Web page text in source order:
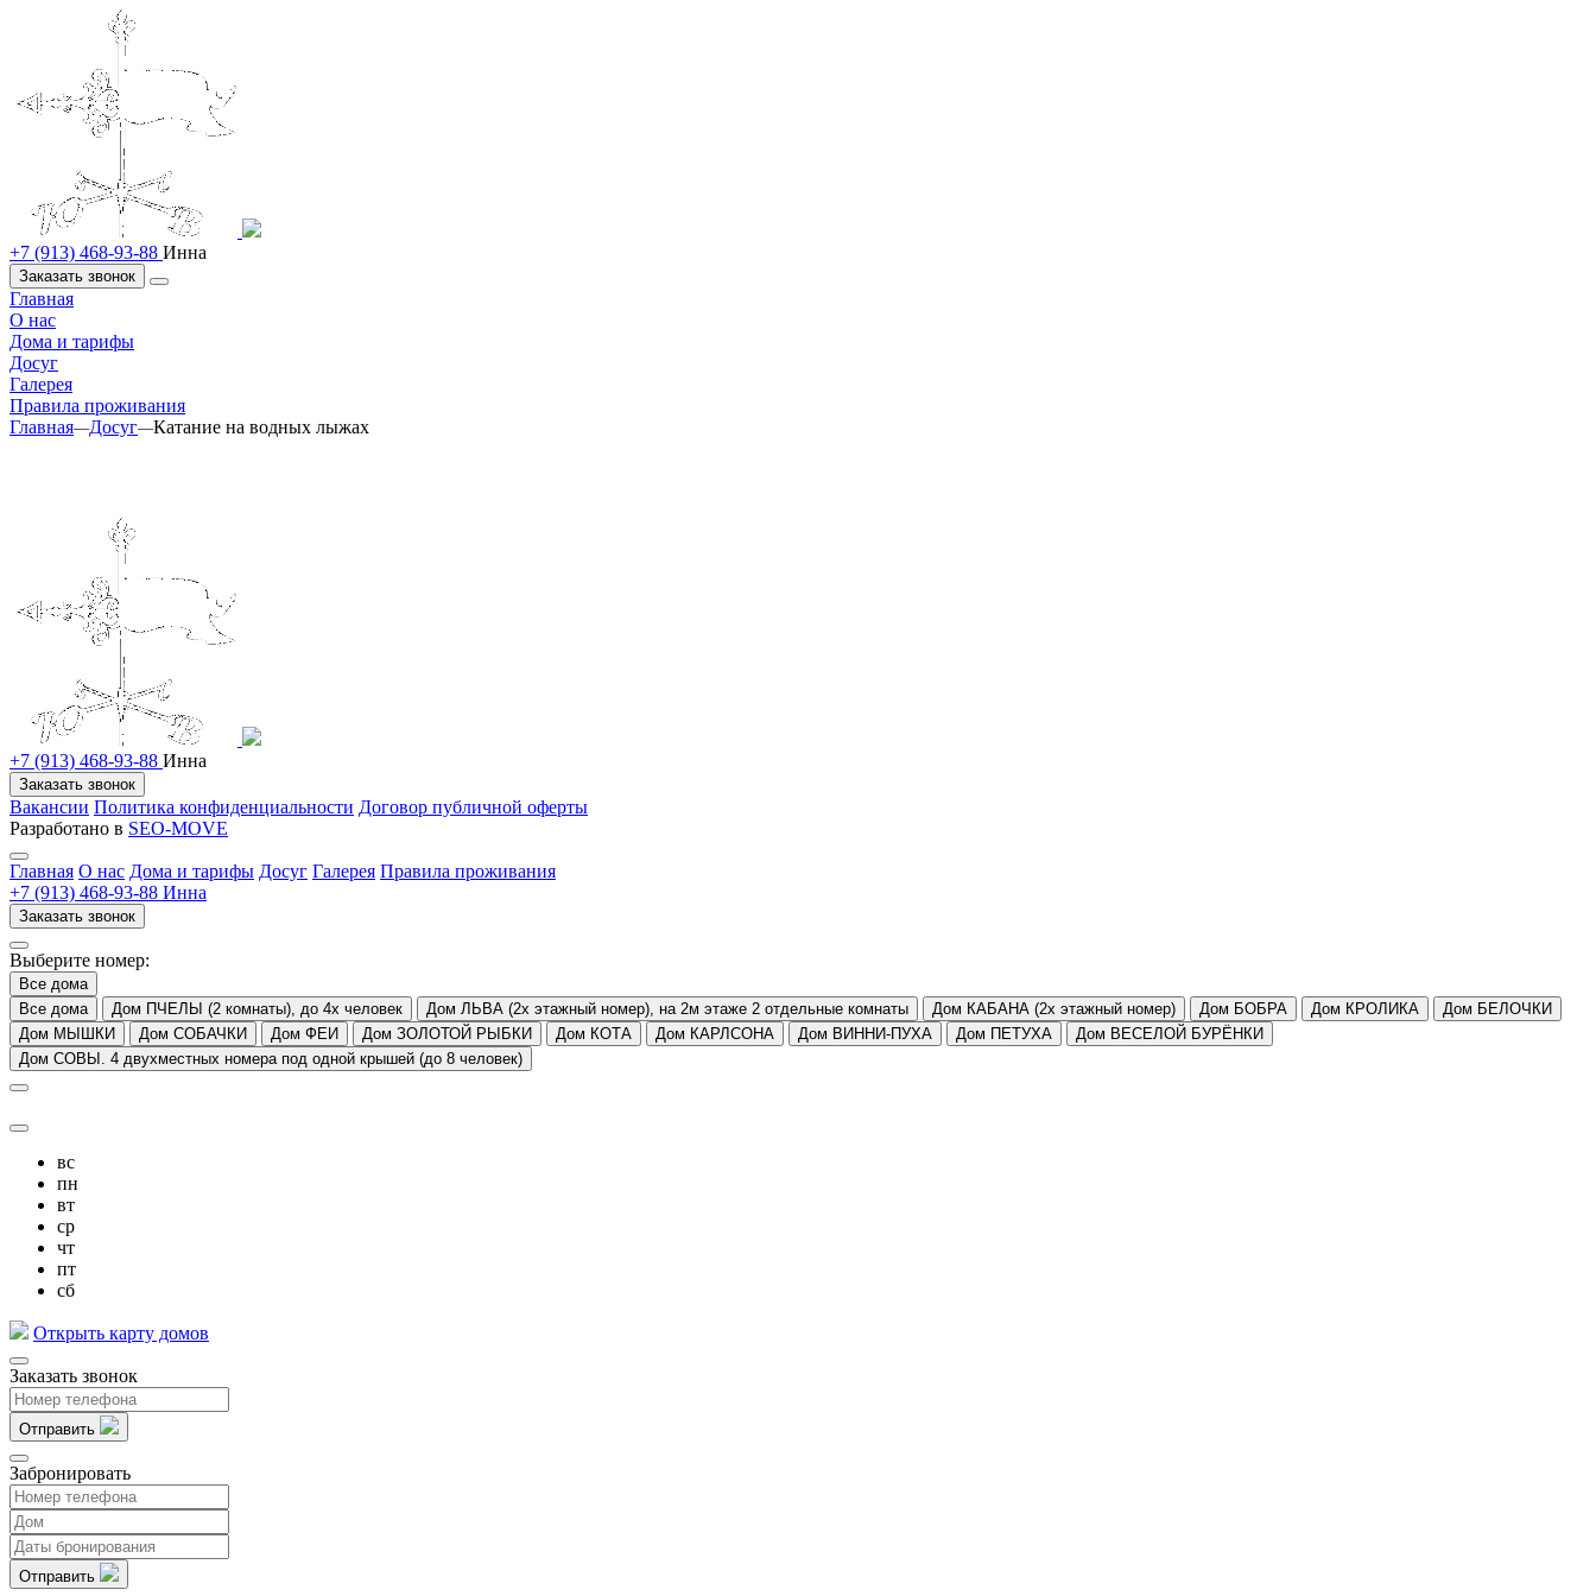
+7 (913) 468-93-88 Инна
Заказать звонок
Главная
О нас
Дома и тарифы
Досуг
Галерея
Правила проживания
Главная—Досуг—Катание на водных лыжах
+7 (913) 468-93-88 Инна
Заказать звонок
Вакансии Политика конфиденциальности Договор публичной оферты
Разработано в SEO-MOVE
Главная О нас Дома и тарифы Досуг Галерея Правила проживания
+7 (913) 468-93-88 Инна
Заказать звонок
Выберите номер:
Все дома
Все дома
Дом ПЧЕЛЫ (2 комнаты), до 4х человек Дом ЛЬВА (2х этажный номер), на 2м этаже 2 отдельные комнаты Дом КАБАНА (2х этажный номер) Дом БОБРА Дом КРОЛИКА
Дом БЕЛОЧКИ
Дом МЫШКИ
Дом СОБАЧКИ Дом ФЕИ Дом ЗОЛОТОЙ РЫБКИ Дом КОТА Дом КАРЛСОНА Дом ВИННИ-ПУХА Дом ПЕТУХА
Дом ВЕСЕЛОЙ БУРЁНКИ
Дом СОВЫ. 4 двухместных номера под одной крышей (до 8 человек)
вс
пн
вт
ср
чт
пт
сб
Открыть карту домов
Заказать звонок
Отправить
Забронировать
Отправить